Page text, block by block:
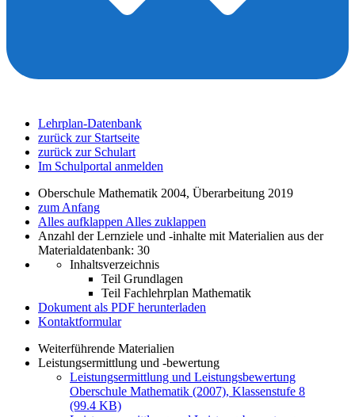
Lehrplan-Datenbank
zurück zur Startseite
zurück zur Schulart
Im Schulportal anmelden
Oberschule Mathematik 2004, Überarbeitung 2019
zum Anfang
Alles aufklappen Alles zuklappen
Anzahl der Lernziele und -inhalte mit Materialien aus der
Materialdatenbank: 30
Inhaltsverzeichnis
Teil Grundlagen
Teil Fachlehrplan Mathematik
Dokument als PDF herunterladen
Kontaktformular
Weiterführende Materialien
Leistungsermittlung und -bewertung
Leistungsermittlung und Leistungsbewertung
Oberschule Mathematik (2007), Klassenstufe 8
(99.4 KB)